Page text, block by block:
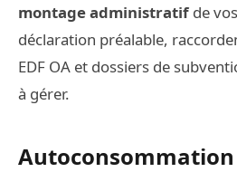
montage administratif de
déclaration préalable,
EDF OA et dossiers de
à gérer.